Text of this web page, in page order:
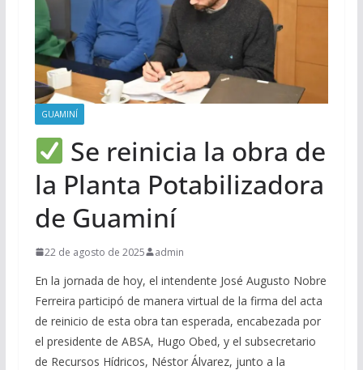
GUAMINÍ
Se reinicia la obra de
la Planta Potabilizadora
de Guaminí
22 de agosto de 2025 admin
En la jornada de hoy, el intendente José Augusto Nobre
Ferreira participó de manera virtual de la firma del acta
de reinicio de esta obra tan esperada, encabezada por
el presidente de ABSA, Hugo Obed, y el subsecretario
de Recursos Hídricos, Néstor Álvarez, junto a la